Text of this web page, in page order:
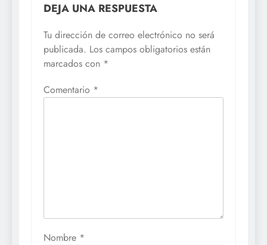
DEJA UNA RESPUESTA
Tu dirección de correo electrónico no será
publicada. Los campos obligatorios están
marcados con *
Comentario *
Nombre *